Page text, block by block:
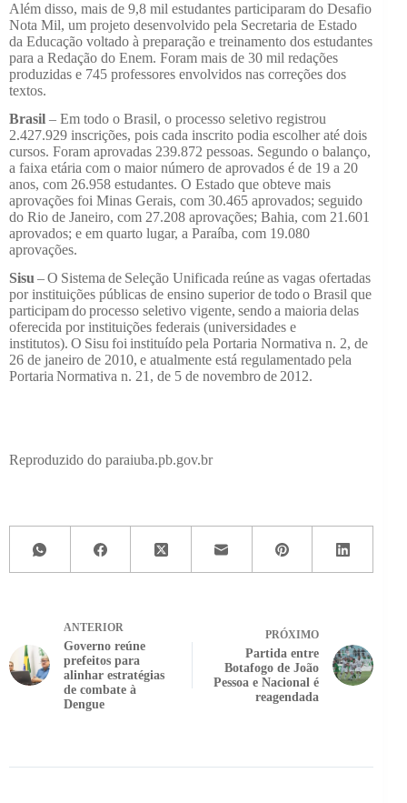
Além disso, mais de 9,8 mil estudantes participaram do Desafio
Nota Mil, um projeto desenvolvido pela Secretaria de Estado
da Educação voltado à preparação e treinamento dos estudantes
para a Redação do Enem. Foram mais de 30 mil redações
produzidas e 745 professores envolvidos nas correções dos
textos.
Brasil – Em todo o Brasil, o processo seletivo registrou
2.427.929 inscrições, pois cada inscrito podia escolher até dois
cursos. Foram aprovadas 239.872 pessoas. Segundo o balanço,
a faixa etária com o maior número de aprovados é de 19 a 20
anos, com 26.958 estudantes. O Estado que obteve mais
aprovações foi Minas Gerais, com 30.465 aprovados; seguido
do Rio de Janeiro, com 27.208 aprovações; Bahia, com 21.601
aprovados; e em quarto lugar, a Paraíba, com 19.080
aprovações.
Sisu – O Sistema de Seleção Unificada reúne as vagas ofertadas
por instituições públicas de ensino superior de todo o Brasil que
participam do processo seletivo vigente, sendo a maioria delas
oferecida por instituições federais (universidades e
institutos). O Sisu foi instituído pela Portaria Normativa n. 2, de
26 de janeiro de 2010, e atualmente está regulamentado pela
Portaria Normativa n. 21, de 5 de novembro de 2012.
Reproduzido do paraiuba.pb.gov.br
ANTERIOR
Governo reúne
prefeitos para
alinhar estratégias
de combate à
Dengue
PRÓXIMO
Partida entre
Botafogo de João
Pessoa e Nacional é
reagendada